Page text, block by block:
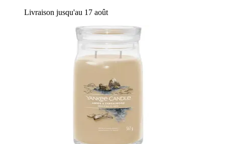
Livraison jusqu'au 17 août